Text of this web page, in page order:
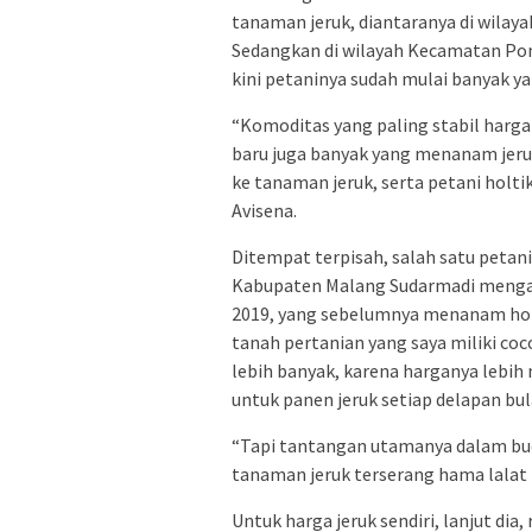
tanaman jeruk, diantaranya di
Sedangkan di wilayah Kecamatan
kini petaninya sudah mulai banyak
“Komoditas yang paling stabil
baru juga banyak yang menanam
ke tanaman jeruk, serta petani
Avisena.
Ditempat terpisah, salah satu
Kabupaten Malang Sudarmadi
2019, yang sebelumnya menanam
tanah pertanian yang saya miliki
lebih banyak, karena harganya
untuk panen jeruk setiap delapan
“Tapi tantangan utamanya dalam
tanaman jeruk terserang hama lalat
Untuk harga jeruk sendiri, lanjut